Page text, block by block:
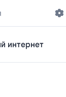
интернет